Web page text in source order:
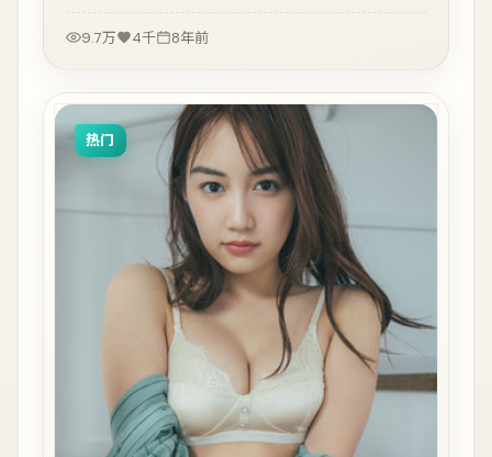
9.7万 4千 8年前
热门